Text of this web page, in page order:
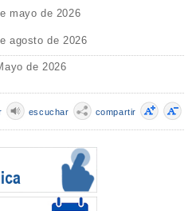
mayo de 2026
agosto de 2026
de 2026
compartir
escuchar